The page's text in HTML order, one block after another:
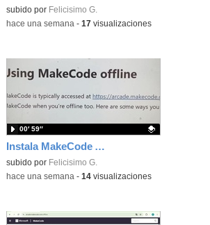
Contenido educativo.
subido por Felicisimo G.
-hace una semana - 17 visualizaciones
Instala MakeCode Arcade para trabajar offline en tu tablet, ordenador, Chromebook
Contenido educativo.
subido por Felicisimo G.
00′ 59″
-hace una semana - 14visualizaciones